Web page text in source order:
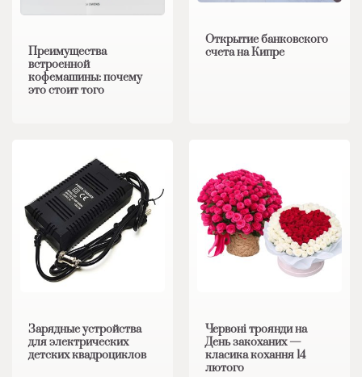
Преимущества
встроенной
кофемашины: почему
это стоит того
Открытие банковского
счета на Кипре
Зарядные устройства
для электрических
детских квадроциклов
Червоні троянди на
День закоханих —
класика кохання 14
лютого